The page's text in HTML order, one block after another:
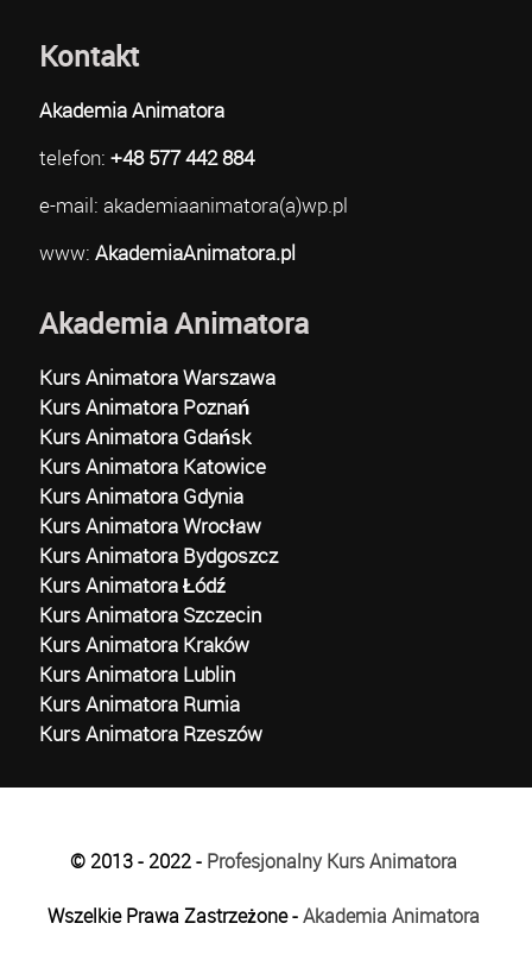
Kontakt
Akademia Animatora
telefon: +48 577 442 884
e-mail: akademiaanimatora(a)wp.pl
www: AkademiaAnimatora.pl
Akademia Animatora
Kurs Animatora Warszawa
Kurs Animatora Poznań
Kurs Animatora Gdańsk
Kurs Animatora Katowice
Kurs Animatora Gdynia
Kurs Animatora Wrocław
Kurs Animatora Bydgoszcz
Kurs Animatora Łódź
Kurs Animatora Szczecin
Kurs Animatora Kraków
Kurs Animatora Lublin
Kurs Animatora Rumia
Kurs Animatora Rzeszów
© 2013 - 2022 - Profesjonalny Kurs Animatora
Wszelkie Prawa Zastrzeżone -Akademia Animatora